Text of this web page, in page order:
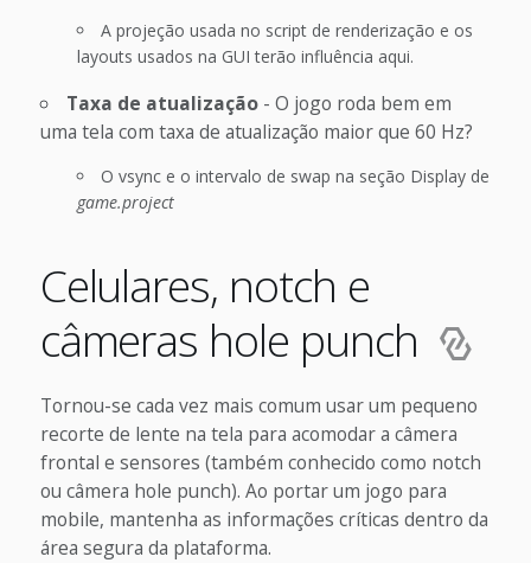
A projeção usada no script de renderização e os
layouts usados na GUI terão influência aqui.
Taxa de atualização - O jogo roda bem em
uma tela com taxa de atualização maior que 60 Hz?
O vsync e o intervalo de swap na seção Display de
game.project
Celulares, notch e
câmeras hole punch
Tornou-se cada vez mais comum usar um pequeno
recorte de lente na tela para acomodar a câmera
frontal e sensores (também conhecido como notch
ou câmera hole punch). Ao portar um jogo para
mobile, mantenha as informações críticas dentro da
área segura da plataforma.